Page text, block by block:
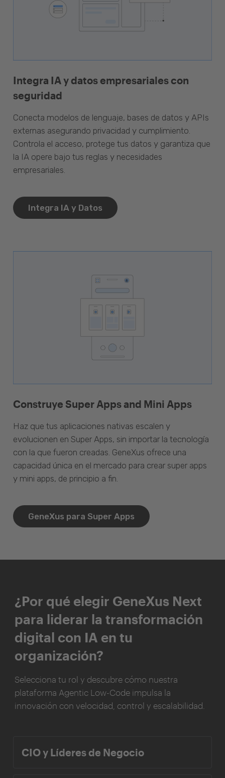
Integra IA y datos empresariales con
seguridad
Conecta modelos de lenguaje, bases de datos y APIs
externas asegurando privacidad y cumplimiento.
Controla el acceso, protege tus datos y garantiza que
la IA opere bajo tus reglas y necesidades
empresariales.
Integra IA y Datos
Construye Super Apps and Mini Apps
Haz que tus aplicaciones nativas escalen y
evolucionen en Super Apps, sin importar la tecnología
con la que fueron creadas. GeneXus ofrece una
capacidad única en el mercado para crear super apps
y mini apps, de principio a fin.
GeneXus para Super Apps
¿Por qué elegir GeneXus Next
para liderar la transformación
digital con IA en tu
organización?
Selecciona tu rol y descubre cómo nuestra
plataforma Agentic Low-Code impulsa la
innovación con velocidad, control y escalabilidad.
CIO y Líderes de Negocio